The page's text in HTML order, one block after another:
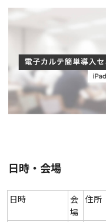
日時・会場
日時
会
場
住所